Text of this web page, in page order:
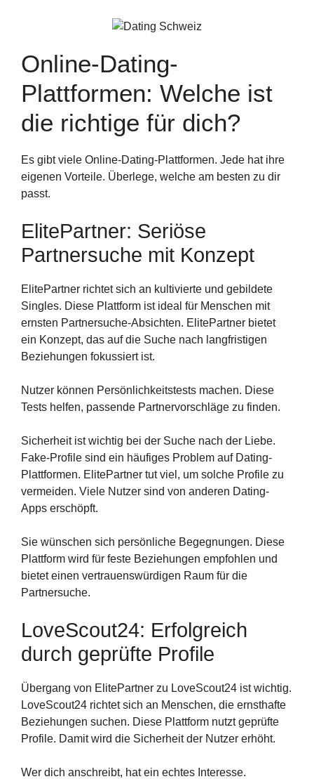
Online-Dating-
Plattformen: Welche ist
die richtige für dich?
Es gibt viele Online-Dating-Plattformen. Jede hat ihre
eigenen Vorteile. Überlege, welche am besten zu dir
passt.
ElitePartner: Seriöse
Partnersuche mit Konzept
ElitePartner richtet sich an kultivierte und gebildete
Singles. Diese Plattform ist ideal für Menschen mit
ernsten Partnersuche-Absichten. ElitePartner bietet
ein Konzept, das auf die Suche nach langfristigen
Beziehungen fokussiert ist.
Nutzer können Persönlichkeitstests machen. Diese
Tests helfen, passende Partnervorschläge zu finden.
Sicherheit ist wichtig bei der Suche nach der Liebe.
Fake-Profile sind ein häufiges Problem auf Dating-
Plattformen. ElitePartner tut viel, um solche Profile zu
vermeiden. Viele Nutzer sind von anderen Dating-
Apps erschöpft.
Sie wünschen sich persönliche Begegnungen. Diese
Plattform wird für feste Beziehungen empfohlen und
bietet einen vertrauenswürdigen Raum für die
Partnersuche.
LoveScout24: Erfolgreich
durch geprüfte Profile
Übergang von ElitePartner zu LoveScout24 ist wichtig.
LoveScout24 richtet sich an Menschen, die ernsthafte
Beziehungen suchen. Diese Plattform nutzt geprüfte
Profile. Damit wird die Sicherheit der Nutzer erhöht.
Wer dich anschreibt, hat ein echtes Interesse.